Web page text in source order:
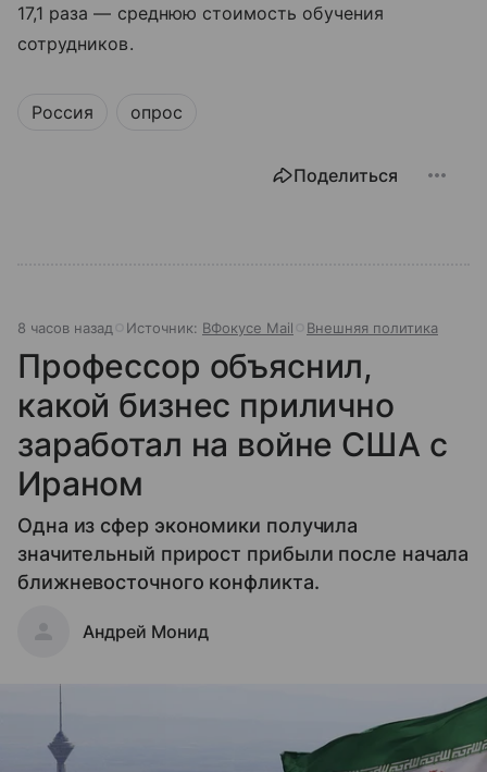
17,1 раза — среднюю стоимость обучения
сотрудников.
Россия опрос
Поделиться
8 часов назад Источник: ВФокусе Mail Внешняя политика
Профессор объяснил,
какой бизнес прилично
заработал на войне США с
Ираном
Одна из сфер экономики получила
значительный прирост прибыли после начала
ближневосточного конфликта.
Андрей Монид